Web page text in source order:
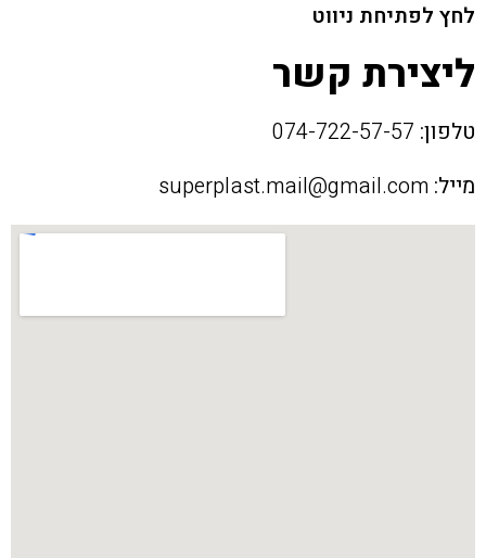
לחץ לפתיחת ניווט
ליצירת קשר
טלפון:
מייל: superplast.mail@gmail.com